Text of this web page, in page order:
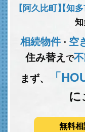
【阿久比町】【知
相続物件･ 空
住み替え で
まず、
「
に
無料